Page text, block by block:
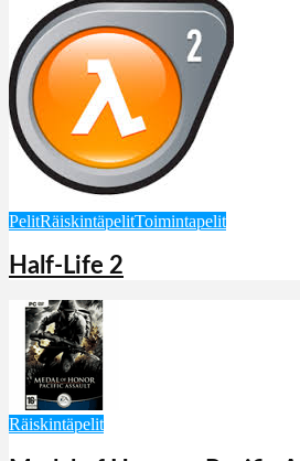
PelitRäiskintäpelitToimintapelit
Half-Life 2
Räiskintäpelit